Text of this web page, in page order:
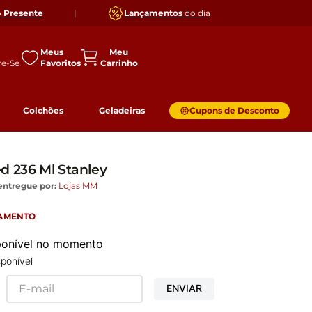
Presente | Lançamentosdo dia
Meus
Favoritos
Colchões Geladeiras Cupons de Desconto
236 Ml Stanley
por: Lojas MM
no momento
ENVIAR